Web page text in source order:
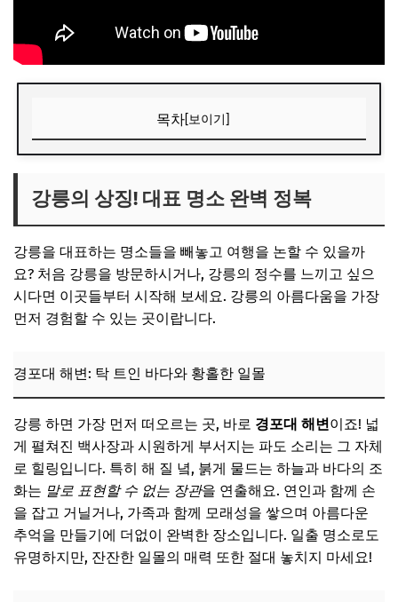
목차[보이기]
경포대 해변: 탁 트인 바다와 황홀한 일몰
안목해변 커피거리: 감성 가득한 커피 향의 유혹
오죽헌: 역사와 전통을 엿보는 고즈넉한 공간
📌 지금 뜨는 꿀정보! 놓치지 마세요
숨겨진 보석 같은 강릉 시크릿 스팟
강릉 솔향수목원: 고즈넉한 매력의 힐링 공간
📌 지금 뜨는 꿀정보! 놓치지 마세요
인생샷 백만장! 강릉 포토제닉 스팟
영진해변 방파제: 드라마 <도깨비>의 감동을 그대로
강릉 아르떼뮤지엄: 빛과 소리의 환상적인 몰입 경험
강문해변 액자 포토존: 이국적인 분위기의 프레임 속 추억
강릉의 상징! 대표 명소 완벽 정복
강릉을 대표하는 명소들을 빼놓고 여행을 논할 수 있을까
요? 처음 강릉을 방문하시거나, 강릉의 정수를 느끼고 싶으
시다면 이곳들부터 시작해 보세요. 강릉의 아름다움을 가장
먼저 경험할 수 있는 곳이랍니다.
경포대 해변: 탁 트인 바다와 황홀한 일몰
강릉 하면 가장 먼저 떠오르는 곳, 바로 경포대 해변이죠! 넓
게 펼쳐진 백사장과 시원하게 부서지는 파도 소리는 그 자체
로 힐링입니다. 특히 해 질 녘, 붉게 물드는 하늘과 바다의 조
화는 말로 표현할 수 없는 장관을 연출해요. 연인과 함께 손
을 잡고 거닐거나, 가족과 함께 모래성을 쌓으며 아름다운
추억을 만들기에 더없이 완벽한 장소입니다. 일출 명소로도
유명하지만, 잔잔한 일몰의 매력 또한 절대 놓치지 마세요!